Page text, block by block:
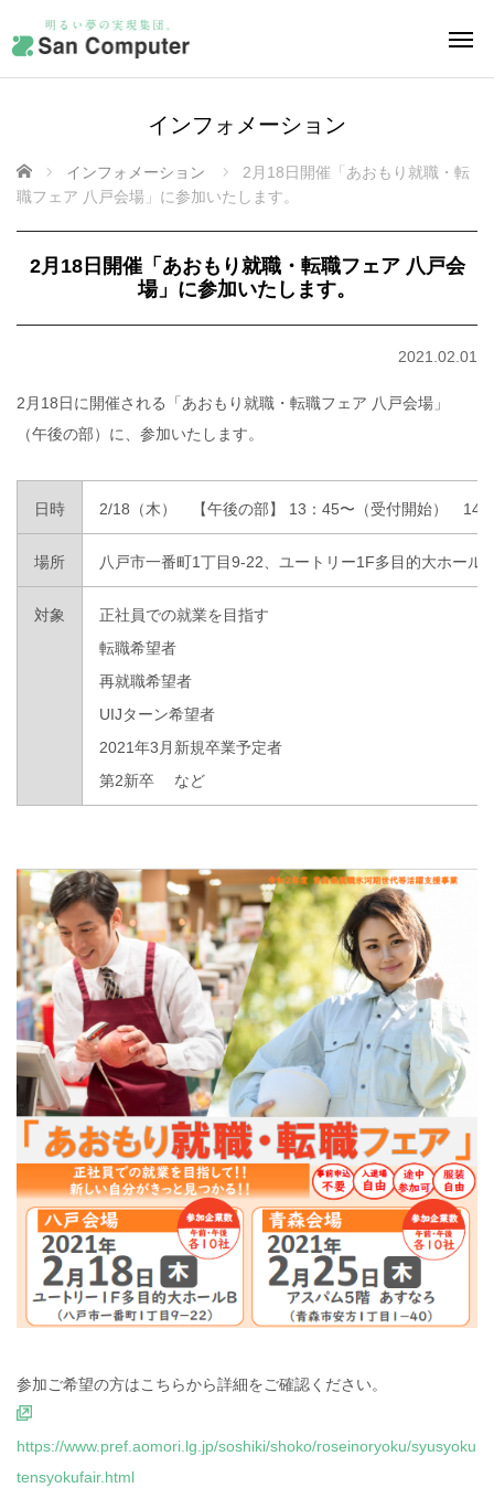
インフォメーション
ホーム インフォメーション
2月18日開催「あおもり就職・転
職フェア 八戸会場」に参加いたします。
2月18日開催「あおもり就職・転職フェア 八戸会
場」に参加いたします。
2021.02.01
2月18日に開催される「あおもり就職・転職フェア 八戸会場」
（午後の部）に、参加いたします。
日時 2/18（木） 【午後の部】 13：45〜（受付開始） 14
場所 八戸市一番町1丁目9-22、ユートリー1F多目的大ホールB
対象
正社員での就業を目指す
転職希望者
再就職希望者
UIJターン希望者
2021年3月新規卒業予定者
第2新卒 など
参加ご希望の方はこちらから詳細をご確認ください。
https://www.pref.aomori.lg.jp/soshiki/shoko/roseinoryoku/syusyoku
tensyokufair.html